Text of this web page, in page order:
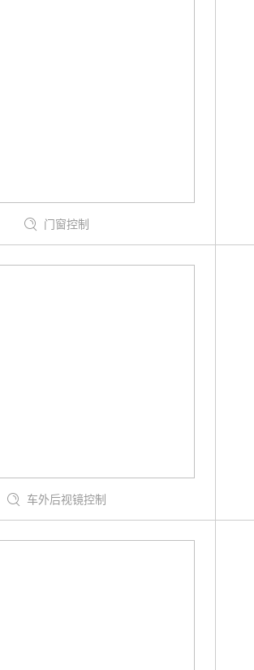
门窗控制
车外后视镜控制